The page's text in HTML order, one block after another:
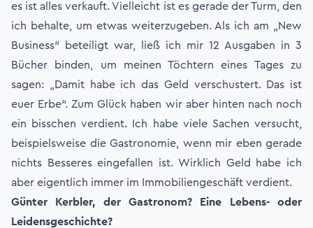
es ist alles verkauft. Vielleicht ist es gerade der Turm, den
ich behalte, um etwas weiterzugeben. Als ich am „New
Business“ beteiligt war, ließ ich mir 12 Ausgaben in 3
Bücher binden, um meinen Töchtern eines Tages zu
sagen: „Damit habe ich das Geld verschustert. Das ist
euer Erbe“. Zum Glück haben wir aber hinten nach noch
ein bisschen verdient. Ich habe viele Sachen versucht,
beispielsweise die Gastronomie, wenn mir eben gerade
nichts Besseres eingefallen ist. Wirklich Geld habe ich
aber eigentlich immer im Immobiliengeschäft verdient.
Günter Kerbler, der Gastronom? Eine Lebens- oder
Leidensgeschichte?